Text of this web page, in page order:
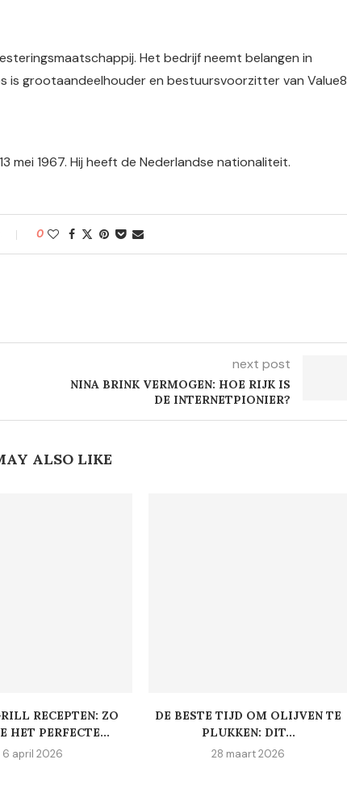
Het bedrijf neemt belangen in
is grootaandeelhouder en bestuursvoorzitter van Value8
mei 1967. Hij heeft de Nederlandse nationaliteit.
0
next post
NINA BRINK VERMOGEN: HOE RIJK IS
DE INTERNETPIONIER?
ALSO LIKE
RECEPTEN: ZO
HET PERFECTE...
6 april 2026
DE BESTE TIJD OM OLIJVEN TE
PLUKKEN: DIT...
28 maart 2026